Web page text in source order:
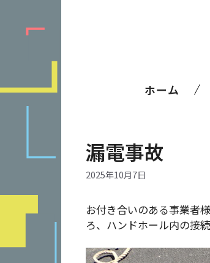
ホーム
漏電事故
2025年10月7日
お付き合いのある事業者
ろ、ハンドホール内の接